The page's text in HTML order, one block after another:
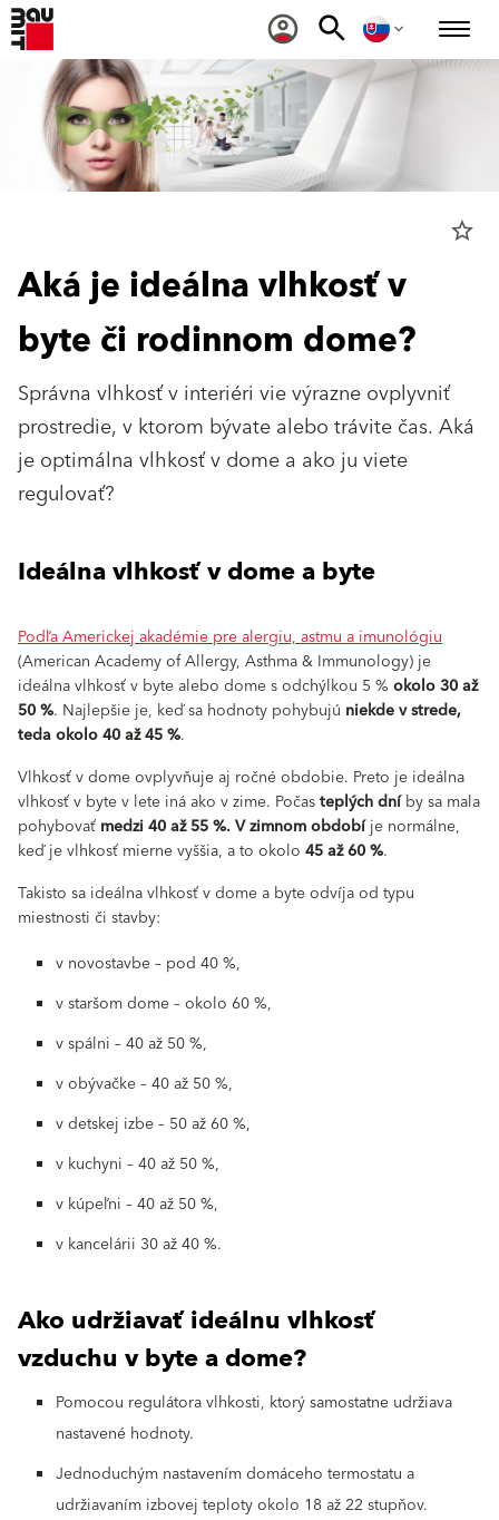
star_border
Aká je ideálna vlhkosť v
byte či rodinnom dome?
Správna vlhkosť v interiéri vie výrazne ovplyvniť
prostredie, v ktorom bývate alebo trávite čas. Aká
je optimálna vlhkosť v dome a ako ju viete
regulovať?
Ideálna vlhkosť v dome a byte
Podľa Americkej akadémie pre alergiu, astmu a imunológiu
(American Academy of Allergy, Asthma & Immunology) je
ideálna vlhkosť v byte alebo dome s odchýlkou 5 % okolo 30 až
50 %. Najlepšie je, keď sa hodnoty pohybujú niekde v strede,
teda okolo 40 až 45 %.
Vlhkosť v dome ovplyvňuje aj ročné obdobie. Preto je ideálna
vlhkosť v byte v lete iná ako v zime. Počasteplých dníby sa mala
pohybovať medzi 40 až 55 %. V zimnom obdobíje normálne,
keď je vlhkosť mierne vyššia, a to okolo 45 až 60 %.
Takisto sa ideálna vlhkosť v dome a byte odvíja od typu
miestnosti či stavby:
v novostavbe – pod 40 %,
v staršom dome – okolo 60 %,
v spálni – 40 až 50 %,
v obývačke – 40 až 50 %,
v detskej izbe – 50 až 60 %,
v kuchyni – 40 až 50 %,
v kúpeľni – 40 až 50 %,
v kancelárii 30 až 40 %.
Ako udržiavať ideálnu vlhkosť
vzduchu v byte a dome?
Pomocou regulátora vlhkosti, ktorý samostatne udržiava
nastavené hodnoty.
Jednoduchým nastavením domáceho termostatu a
udržiavaním izbovej teploty okolo 18 až 22 stupňov.